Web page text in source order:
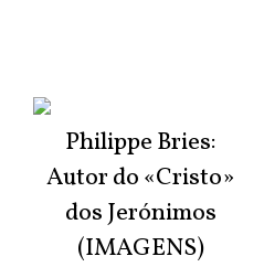
Philippe Bries:
Autor do «Cristo»
dos Jerónimos
(IMAGENS)